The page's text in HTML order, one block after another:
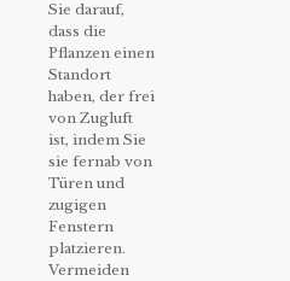
Sie darauf,
dass die
Pflanzen einen
Standort
haben, der frei
von Zugluft
ist, indem Sie
sie fernab von
Türen und
zugigen
Fenstern
platzieren.
Vermeiden